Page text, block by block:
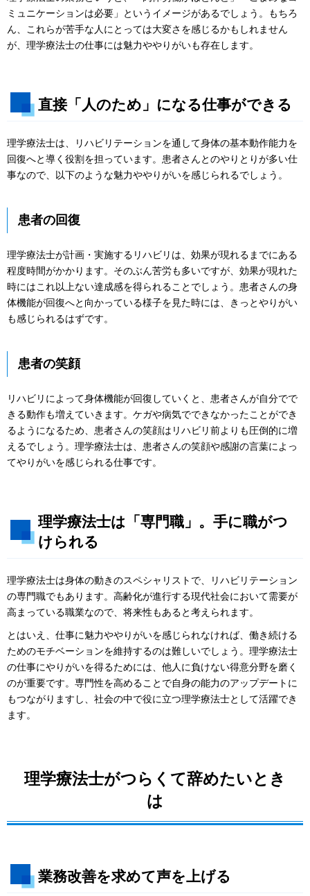
ミュニケーションは必要」というイメージがあるでしょう。もちろ
ん、これらが苦手な人にとっては大変さを感じるかもしれません
が、理学療法士の仕事には魅力ややりがいも存在します。
直接「人のため」になる仕事ができる
理学療法士は、リハビリテーションを通して身体の基本動作能力を
回復へと導く役割を担っています。患者さんとのやりとりが多い仕
事なので、以下のような魅力ややりがいを感じられるでしょう。
患者の回復
理学療法士が計画・実施するリハビリは、効果が現れるまでにある
程度時間がかかります。そのぶん苦労も多いですが、効果が現れた
時にはこれ以上ない達成感を得られることでしょう。患者さんの身
体機能が回復へと向かっている様子を見た時には、きっとやりがい
も感じられるはずです。
患者の笑顔
リハビリによって身体機能が回復していくと、患者さんが自分でで
きる動作も増えていきます。ケガや病気でできなかったことができ
るようになるため、患者さんの笑顔はリハビリ前よりも圧倒的に増
えるでしょう。理学療法士は、患者さんの笑顔や感謝の言葉によっ
てやりがいを感じられる仕事です。
理学療法士は「専門職」。手に職がつ
けられる
理学療法士は身体の動きのスペシャリストで、リハビリテーション
の専門職でもあります。高齢化が進行する現代社会において需要が
高まっている職業なので、将来性もあると考えられます。
とはいえ、仕事に魅力ややりがいを感じられなければ、働き続ける
ためのモチベーションを維持するのは難しいでしょう。理学療法士
の仕事にやりがいを得るためには、他人に負けない得意分野を磨く
のが重要です。専門性を高めることで自身の能力のアップデートに
もつながりますし、社会の中で役に立つ理学療法士として活躍でき
ます。
理学療法士がつらくて辞めたいとき
は
業務改善を求めて声を上げる